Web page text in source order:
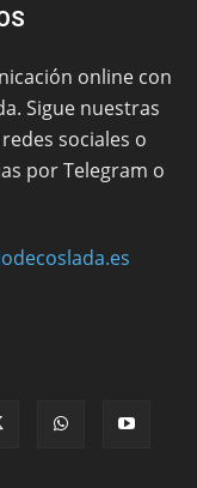
online con
Sigue nuestras
sociales o
por Telegram o